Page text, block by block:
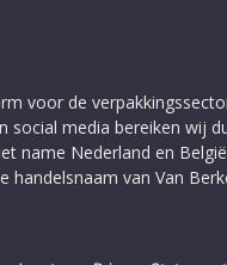
voor de
social media bereiken wij
name Nederland en
handelsnaam van Van